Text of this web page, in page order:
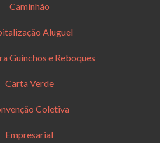
Caminhão
Aluguel
Guinchos e Reboques
Carta Verde
Coletiva
Empresarial